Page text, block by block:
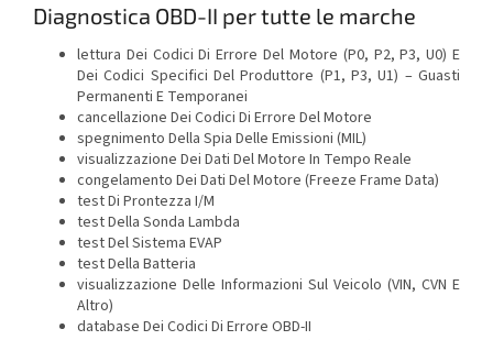
Diagnostica OBD-II per tutte le marche
lettura Dei Codici Di Errore Del Motore (P0, P2, P3, U0) E
Dei Codici Specifici Del Produttore (P1, P3, U1) – Guasti
Permanenti E Temporanei
cancellazione Dei Codici Di Errore Del Motore
spegnimento Della Spia Delle Emissioni (MIL)
visualizzazione Dei Dati Del Motore In Tempo Reale
congelamento Dei Dati Del Motore (Freeze Frame Data)
test Di Prontezza I/M
test Della Sonda Lambda
test Del Sistema EVAP
test Della Batteria
visualizzazione Delle Informazioni Sul Veicolo (VIN, CVN E
Altro)
database Dei Codici Di Errore OBD-II